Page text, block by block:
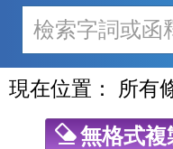
現在位置： 所有
無格式複